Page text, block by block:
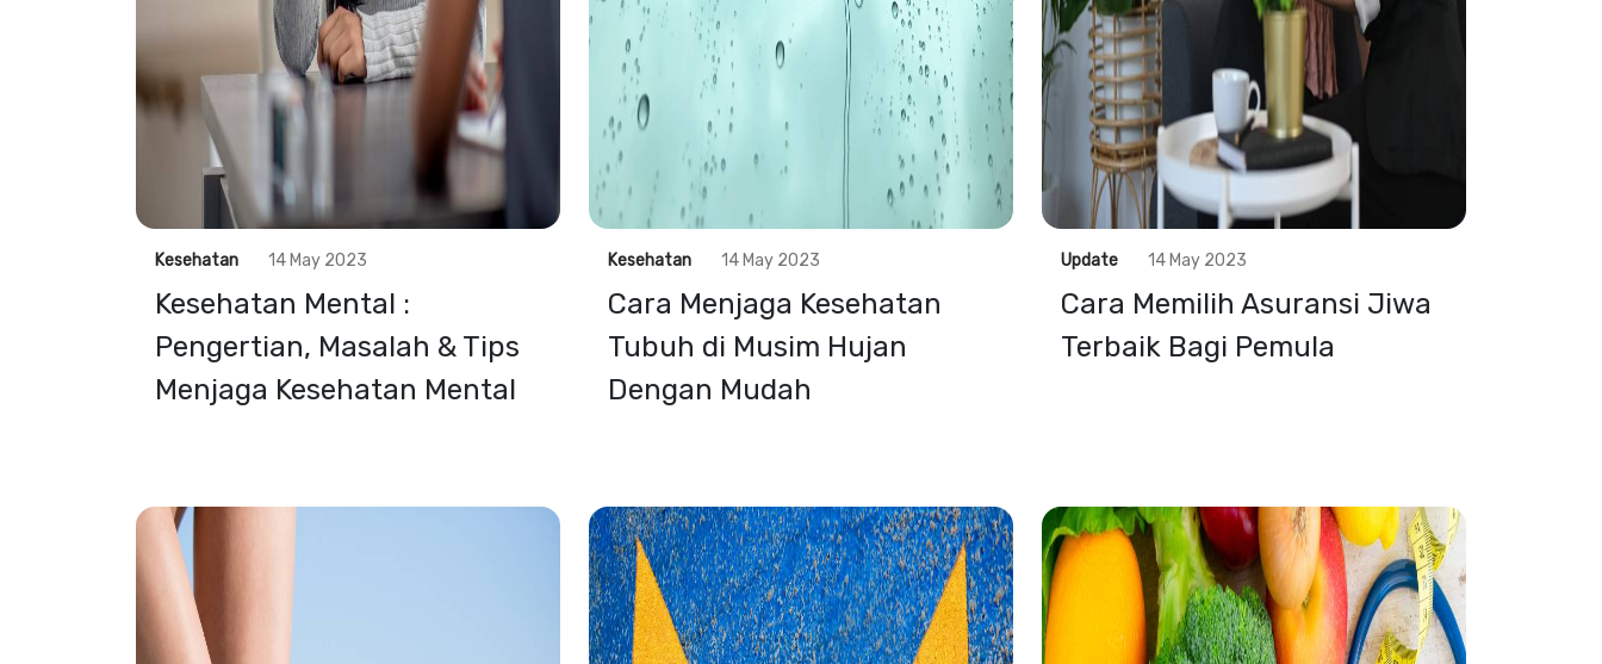
Kesehatan 14 May 2023
Kesehatan Mental :
Pengertian, Masalah & Tips
Menjaga Kesehatan Mental
Kesehatan 14 May 2023
Cara Menjaga Kesehatan
Tubuh di Musim Hujan
Dengan Mudah
Update 14 May 2023
Cara Memilih Asuransi Jiwa
Terbaik Bagi Pemula